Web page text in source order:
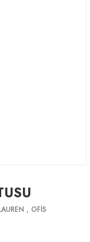
, OFİS